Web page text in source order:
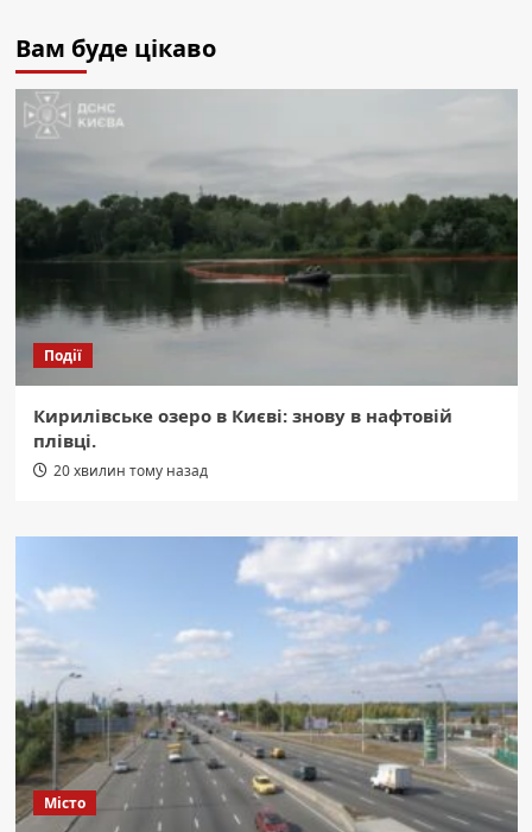
Вам буде цікаво
Події
Кирилівське озеро в Києві: знову в нафтовій
плівці.
20 хвилин тому назад
Місто